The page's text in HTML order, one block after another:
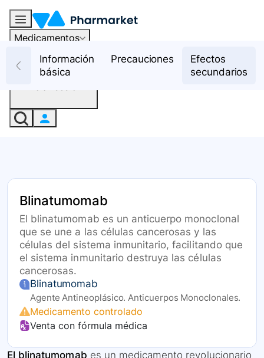
Medicamentos
RecursosInformación
básica
Precauciones
Efectos
secundarios
Blinatumomab
El blinatumomab es un anticuerpo monoclonal
que se une a las células cancerosas y las
células del sistema inmunitario, facilitando que
el sistema inmunitario destruya las células
cancerosas.
Blinatumomab
Agente Antineoplásico. Anticuerpos Monoclonales.
Medicamento controlado
Venta con fórmula médica
El blinatumomab es un medicamento revolucionario